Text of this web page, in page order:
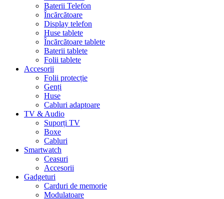
Baterii Telefon
Încărcătoare
Display telefon
Huse tablete
Încărcătoare tablete
Baterii tablete
Folii tablete
Accesorii
Folii protecție
Genți
Huse
Cabluri adaptoare
TV & Audio
Suporți TV
Boxe
Cabluri
Smartwatch
Ceasuri
Accesorii
Gadgeturi
Carduri de memorie
Modulatoare